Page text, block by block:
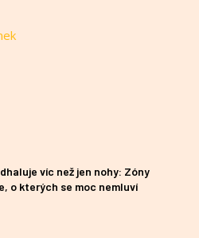
víc než jen nohy: Zóny
o kterých se moc nemluví